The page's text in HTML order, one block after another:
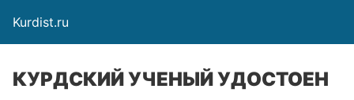
Kurdist.ru
КУРДСКИЙ УЧЕНЫЙ УДОСТОЕН